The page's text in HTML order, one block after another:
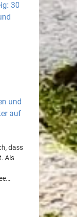
30
und
auf
dass
Als